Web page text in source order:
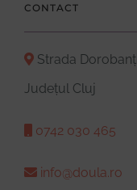
CONTACT
Strada
Județul Cluj
0742 030 465
info@doula.ro